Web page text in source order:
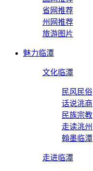
省网推荐
州网推荐
旅游图片
魅力临潭
文化临潭
民风民俗
话说洮商
民族宗教
走读洮州
翰墨临潭
走进临潭